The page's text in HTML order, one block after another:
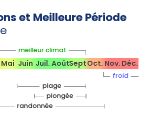
un coupe-vent et des chaussures
climat peut changer rapidement,
côtière ou en altitude.
(novembre à mars, hors fêtes de fin
de voyager à petit prix et d'explorer
ou marchés de Noël sans
et Meilleure Période
meilleur climat
Mai Juin Juil. AoûtSept.Oct. Nov. Déc.
froid
plage
plongée
randonnée